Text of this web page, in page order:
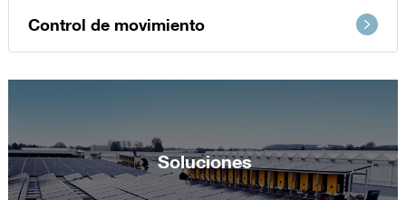
Control de movimiento
Soluciones